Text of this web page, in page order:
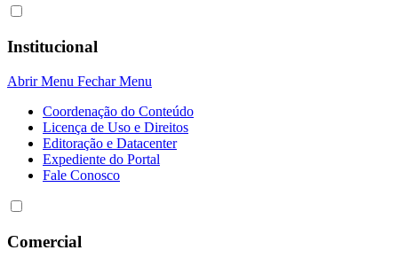
Institucional
Abrir Menu Fechar Menu
Coordenação do Conteúdo
Licença de Uso e Direitos
Editoração e Datacenter
Expediente do Portal
Fale Conosco
Comercial